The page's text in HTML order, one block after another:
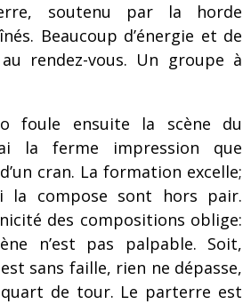
soutenu par la horde
Beaucoup d’énergie et de
rendez-vous. Un groupe à
foule ensuite la scène du
la ferme impression que
cran. La formation excelle;
la compose sont hors pair.
des compositions oblige:
n’est pas palpable. Soit,
sans faille, rien ne dépasse,
de tour. Le parterre est